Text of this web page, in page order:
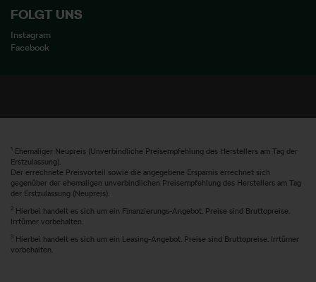
FOLGT UNS
Instagram
Facebook
1 Ehemaliger Neupreis (Unverbindliche Preisempfehlung des Herstellers am Tag der
Erstzulassung).
Der errechnete Preisvorteil sowie die angegebene Ersparnis errechnet sich
gegenüber der ehemaligen unverbindlichen Preisempfehlung des Herstellers am Tag
der Erstzulassung (Neupreis).
2 Hierbei handelt es sich um ein Finanzierungs-Angebot. Preise sind Bruttopreise.
Irrtümer vorbehalten.
3 Hierbei handelt es sich um ein Leasing-Angebot. Preise sind Bruttopreise. Irrtümer
vorbehalten.